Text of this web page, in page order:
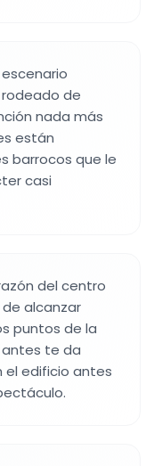
de
nada más
están
barrocos que le
casi
del centro
alcanzar
puntos de la
antes te da
edificio antes